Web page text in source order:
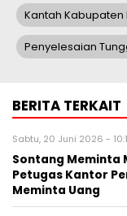
Kantah Kabupaten
Penyelesaian
BERITA TERKAIT
Sabtu, 20 Juni 2026 -
Sontang Meminta
Petugas Kantor
Meminta Uang